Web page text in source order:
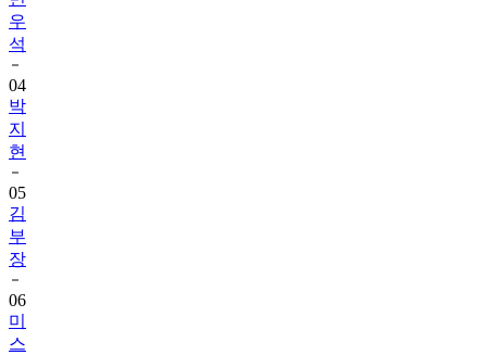
우
석
04
박
지
현
05
김
부
장
06
미
스